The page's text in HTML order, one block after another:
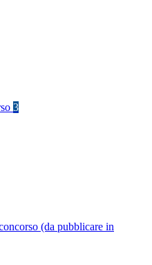
3
(da pubblicare in